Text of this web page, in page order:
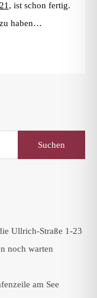
, ist schon fertig.
haben…
Ullrich-Straße 1-23
noch warten
am See